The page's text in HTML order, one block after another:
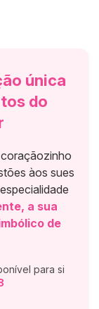
única
do
àos sues
a sua
de
para si